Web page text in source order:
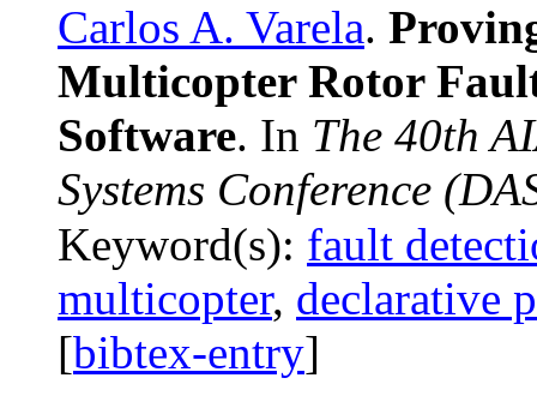
Carlos A. Varela.
Multicopter Rotor
Software. In The 40th
Systems Conference
Keyword(s): fault
multicopter, declarative
[bibtex-entry]